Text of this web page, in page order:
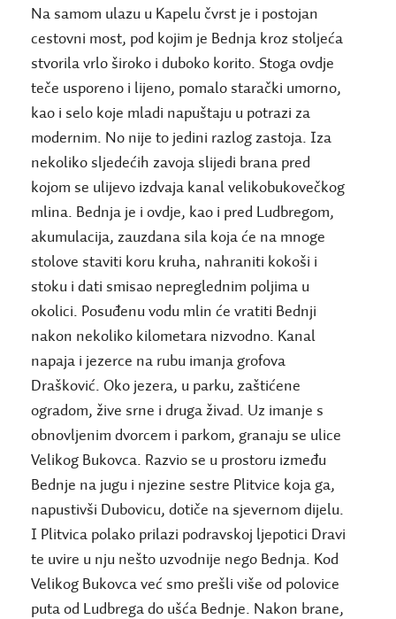
Na samom ulazu u Kapelu čvrst je i postojan
cestovni most, pod kojim je Bednja kroz stoljeća
stvorila vrlo široko i duboko korito. Stoga ovdje
teče usporeno i lijeno, pomalo starački umorno,
kao i selo koje mladi napuštaju u potrazi za
modernim. No nije to jedini razlog zastoja. Iza
nekoliko sljedećih zavoja slijedi brana pred
kojom se ulijevo izdvaja kanal velikobukovečkog
mlina. Bednja je i ovdje, kao i pred Ludbregom,
akumulacija, zauzdana sila koja će na mnoge
stolove staviti koru kruha, nahraniti kokoši i
stoku i dati smisao nepreglednim poljima u
okolici. Posuđenu vodu mlin će vratiti Bednji
nakon nekoliko kilometara nizvodno. Kanal
napaja i jezerce na rubu imanja grofova
Drašković. Oko jezera, u parku, zaštićene
ogradom, žive srne i druga živad. Uz imanje s
obnovljenim dvorcem i parkom, granaju se ulice
Velikog Bukovca. Razvio se u prostoru između
Bednje na jugu i njezine sestre Plitvice koja ga,
napustivši Dubovicu, dotiče na sjevernom dijelu.
I Plitvica polako prilazi podravskoj ljepotici Dravi
te uvire u nju nešto uzvodnije nego Bednja. Kod
Velikog Bukovca već smo prešli više od polovice
puta od Ludbrega do ušća Bednje. Nakon brane,